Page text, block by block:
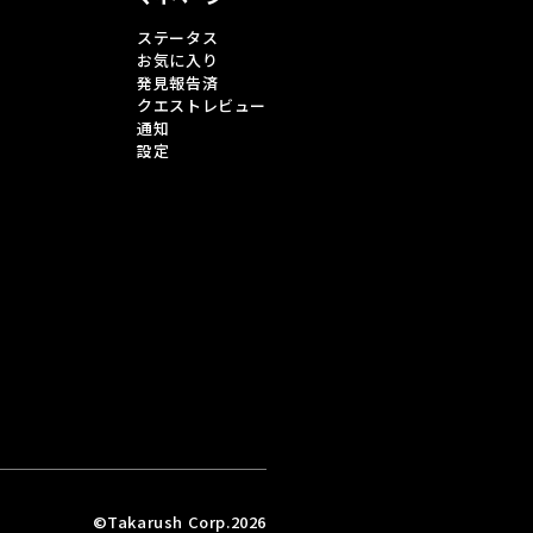
ステータス
お気に入り
発見報告済
クエストレビュー
通知
設定
©Takarush Corp.2026